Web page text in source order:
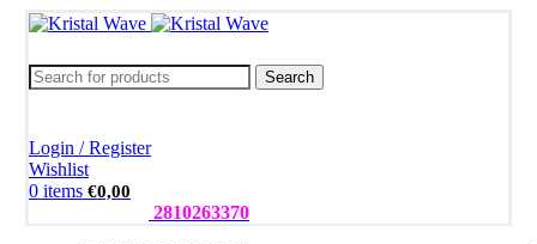
Search
Login / Register
Wishlist
0 items €0,00
2810263370